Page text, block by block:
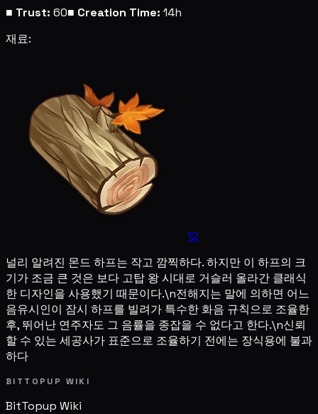
■ Trust: 60■ Creation Time: 14h
재료:
12
널리 알려진 몬드 하프는 작고 깜찍하다. 하지만 이 하프의 크
기가 조금 큰 것은 보다 고탑 왕 시대로 거슬러 올라간 클래식
한 디자인을 사용했기 때문이다.\n전해지는 말에 의하면 어느
음유시인이 잠시 하프를 빌려가 특수한 화음 규칙으로 조율한
후, 뛰어난 연주자도 그 음률을 종잡을 수 없다고 한다.\n신뢰
할 수 있는 세공사가 표준으로 조율하기 전에는 장식용에 불과
하다
BITTOPUP WIKI
BitTopup Wiki